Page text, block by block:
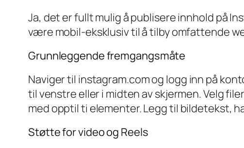
Ja, det er fullt mulig å publisere innhold på
være mobil-eksklusiv til å tilby omfattende
Grunnleggende fremgangsmåte
Naviger til instagram.com og logg inn på
til venstre eller i midten av skjermen. Velg
med opptil ti elementer. Legg til bildetekst,
Støtte for video og Reels